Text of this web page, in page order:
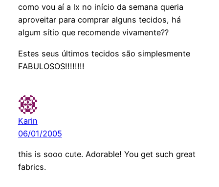
como vou aí a lx no início da semana queria
aproveitar para comprar alguns tecidos, há
algum sítio que recomende vivamente??
Estes seus últimos tecidos são simplesmente
FABULOSOS!!!!!!!!
Karin
06/01/2005
this is sooo cute. Adorable! You get such great
fabrics.